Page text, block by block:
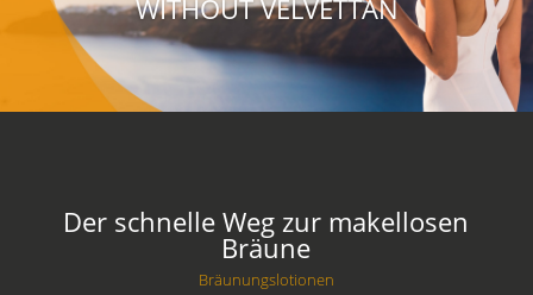
WITHOUT VELVETTAN
Der schnelle Weg zur makellosen
Bräune
Bräunungslotionen